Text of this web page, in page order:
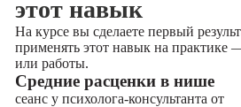
этот навык
На курсе вы сделаете первый
применять этот навык на практике
или работы.
Cредние расценки в нише
сеанс у психолога-консультанта от